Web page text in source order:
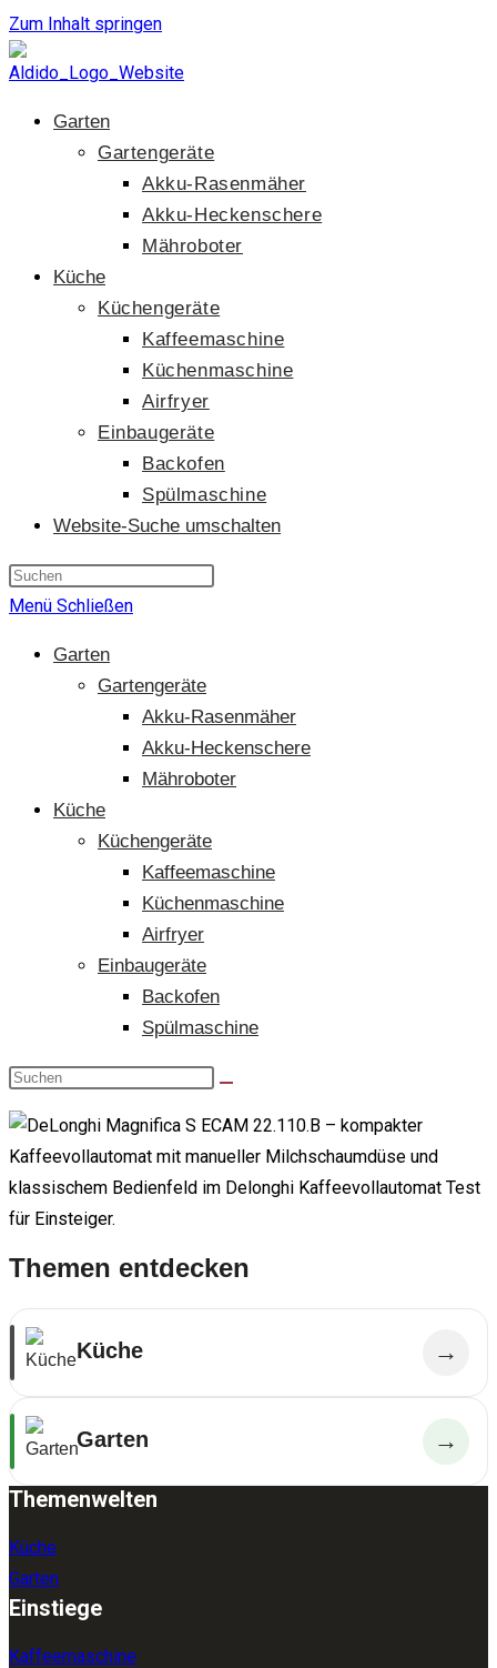
Zum Inhalt springen
Garten
Gartengeräte
Akku-Rasenmäher
Akku-Heckenschere
Mähroboter
Küche
Küchengeräte
Kaffeemaschine
Küchenmaschine
Airfryer
Einbaugeräte
Backofen
Spülmaschine
Website-Suche umschalten
Menü Schließen
Garten
Gartengeräte
Akku-Rasenmäher
Akku-Heckenschere
Mähroboter
Küche
Küchengeräte
Kaffeemaschine
Küchenmaschine
Airfryer
Einbaugeräte
Backofen
Spülmaschine
Themen entdecken
Küche →
Garten →
Themenwelten
Küche
Garten
Einstiege
Kaffeemaschine